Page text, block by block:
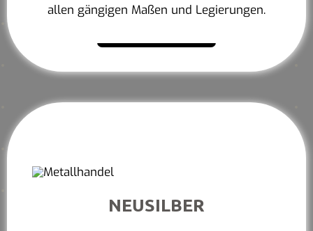
allen gängigen Maßen und Legierungen.
NEUSILBER